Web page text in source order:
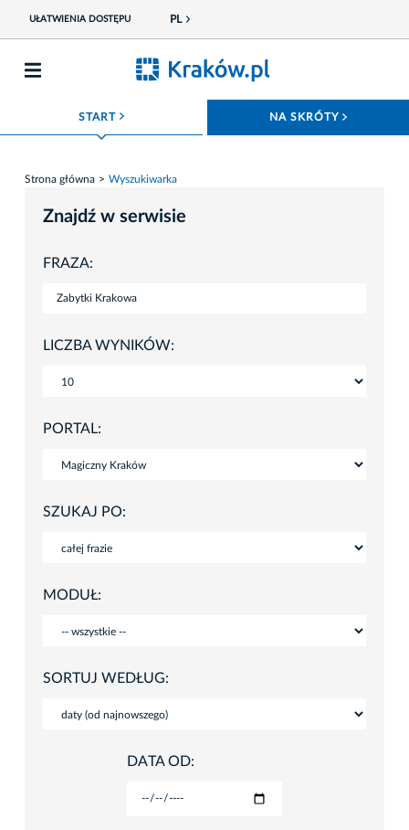
UŁATWIENIA DOSTĘPU PL
START ROZWIŃ MENU NA SKRÓTY
Strona główna Wyszukiwarka
Znajdź w serwisie
FRAZA:
LICZBA WYNIKÓW:
PORTAL:
SZUKAJ PO:
MODUŁ:
SORTUJ WEDŁUG:
DATA OD: